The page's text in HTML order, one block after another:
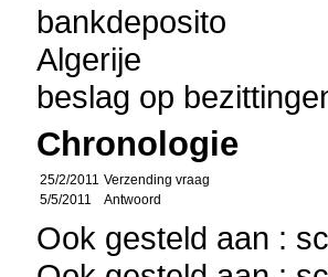
bankdeposito
Algerije
beslag op
Chronologie
25/2/2011 Verzending vraag
5/5/2011
Antwoord
Ook gesteld aan :